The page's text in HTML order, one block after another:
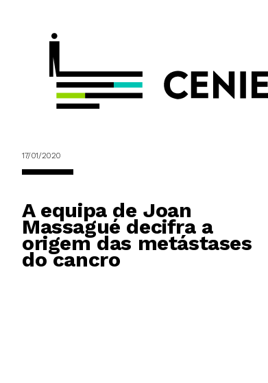
17/01/2020
A equipa de Joan
Massagué decifra a
origem das metástases
do cancro